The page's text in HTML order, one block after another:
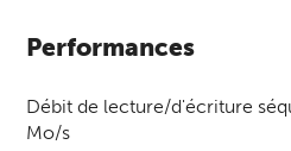
Performances
Débit de lecture/d'écriture
Mo/s